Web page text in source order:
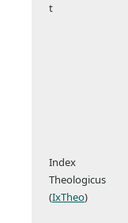
t
Index
Theologicus
(IxTheo)